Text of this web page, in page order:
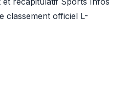
classement officiel L-